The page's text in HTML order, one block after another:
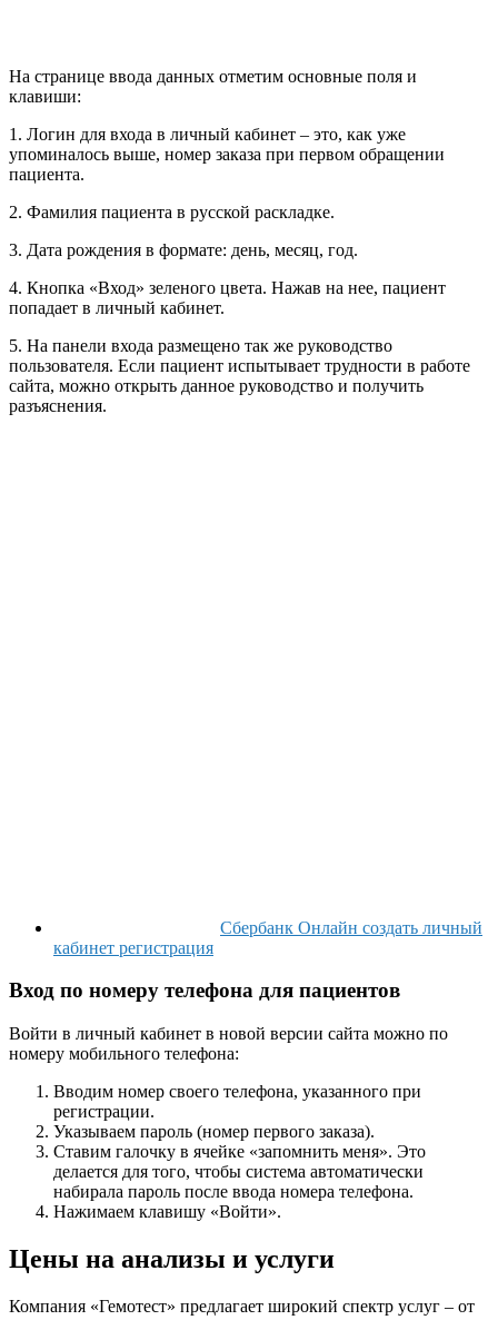
На странице ввода данных отметим основные поля и
клавиши:
1. Логин для входа в личный кабинет – это, как уже
упоминалось выше, номер заказа при первом обращении
пациента.
2. Фамилия пациента в русской раскладке.
3. Дата рождения в формате: день, месяц, год.
4. Кнопка «Вход» зеленого цвета. Нажав на нее, пациент
попадает в личный кабинет.
5. На панели входа размещено так же руководство
пользователя. Если пациент испытывает трудности в работе
сайта, можно открыть данное руководство и получить
разъяснения.
Сбербанк Онлайн создать личный
кабинет регистрация
Вход по номеру телефона для пациентов
Войти в личный кабинет в новой версии сайта можно по
номеру мобильного телефона:
Вводим номер своего телефона, указанного при
регистрации.
Указываем пароль (номер первого заказа).
Ставим галочку в ячейке «запомнить меня». Это
делается для того, чтобы система автоматически
набирала пароль после ввода номера телефона.
Нажимаем клавишу «Войти».
Цены на анализы и услуги
Компания «Гемотест» предлагает широкий спектр услуг – от